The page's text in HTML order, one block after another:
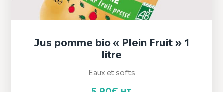
Jus pomme bio « Plein Fruit » 1
litre
Eaux et softs